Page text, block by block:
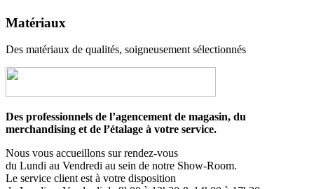
Matériaux
Des matériaux de qualités, soigneusement sélectionnés
Des professionnels de l’agencement de magasin, du
merchandising et de l’étalage à votre service.
Nous vous accueillons sur rendez-vous
du Lundi au Vendredi au sein de notre Show-Room.
Le service client est à votre disposition